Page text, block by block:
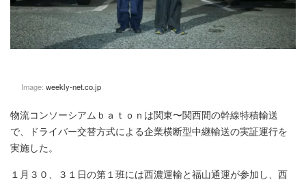
Image: weekly-net.co.jp
物流コンソーシアムｂａｔｏｎは関東〜関西間の幹線特積輸送
で、ドライバー交替方式による企業横断型中継輸送の実証運行を
実施した。
１月３０、３１日の第１班には西濃運輸と福山通運が参加し、西